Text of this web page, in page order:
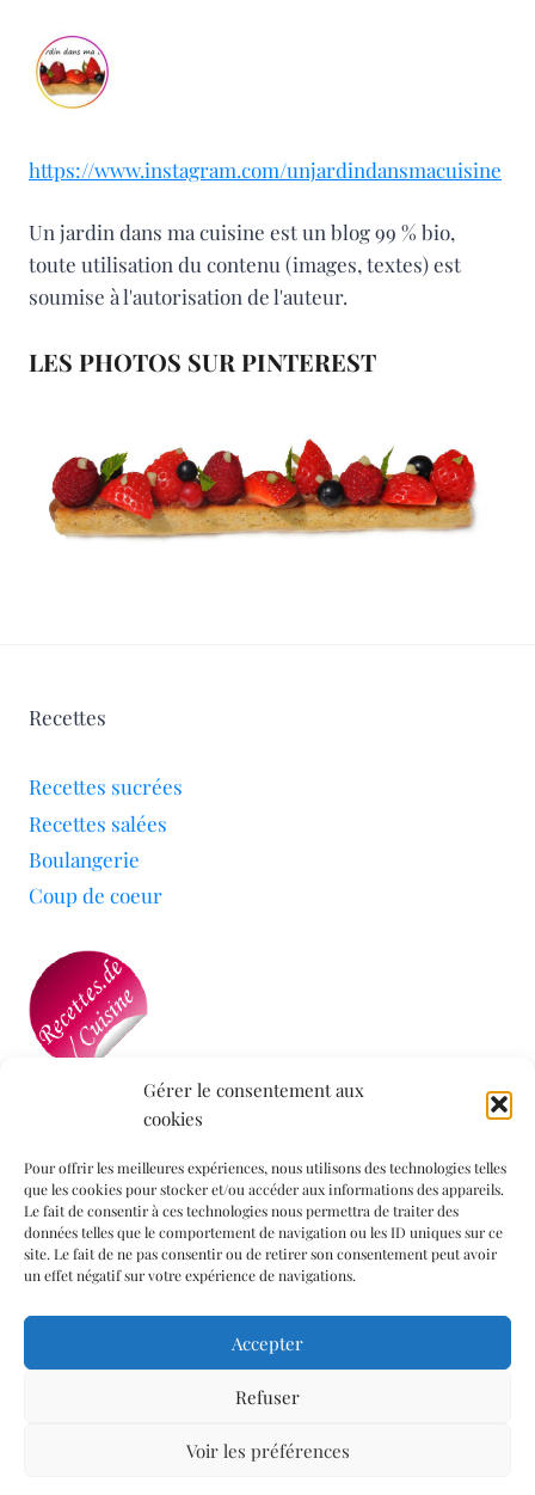
Gérer le consentement aux
cookies
Pour offrir les meilleures expériences, nous utilisons des technologies telles
que les cookies pour stocker et/ou accéder aux informations des appareils.
Le fait de consentir à ces technologies nous permettra de traiter des
données telles que le comportement de navigation ou les ID uniques sur ce
site. Le fait de ne pas consentir ou de retirer son consentement peut avoir
un effet négatif sur votre expérience de navigations.
Accepter
Refuser
Voir les préférences
https://www.instagram.com/unjardindansmacuisine
Un jardin dans ma cuisine est un blog 99 % bio,
toute utilisation du contenu (images, textes) est
soumise à l'autorisation de l'auteur.
LES PHOTOS SUR PINTEREST
Recettes
Recettes sucrées
Recettes salées
Boulangerie
Coup de coeur
Mon blog a été sélectionné par le site
Informations légales
Mentions légales
Politique de confidentialité
Politique de cookies (UE)